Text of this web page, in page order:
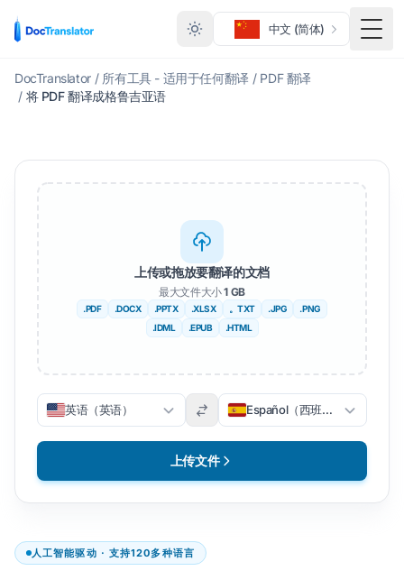
中文 (简体)
切换
DocTranslator / 所有工具 - 适用于任何翻译 / PDF 翻译
/ 将 PDF 翻译成格鲁吉亚语
人工智能驱动 · 支持120多种语言
上传或拖放要翻译的文档
最大文件大小1 GB
.PDF .DOCX .PPTX .XLSX 。TXT .JPG
.PNG
.IDML
.EPUB .HTML
英语（英语） Español（西班牙语）
上传文件